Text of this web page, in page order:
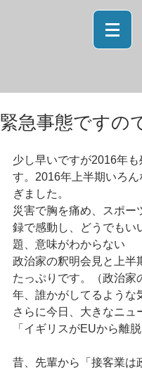
緊急事態ですの
少し早いですが2016年
す。2016年上半期いろん
ぎました。
災害で胸を痛め、スポー
録で感動し、どうでもい
題、意味がわからない
政治家の釈明会見と上半
たっぷりです。（政治家
年、誰かがしてるような
さらに今日、大きなニュ
「イギリスがEUから離脱
昔、先輩から「接客業は